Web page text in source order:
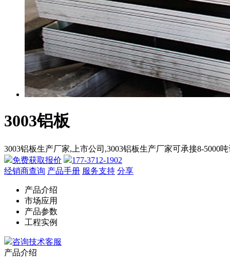
3003铝板
3003铝板生产厂家,上市公司,3003铝板生产厂家可承接8-5000
免费获取报价
177-3712-1902
经销商查询 产品手册 服务支持 分享
产品介绍
市场应用
产品参数
工程实例
咨询技术客服
产品介绍